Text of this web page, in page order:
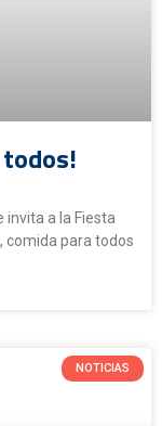
todos!
invita a la Fiesta
comida para todos
NOTICIAS